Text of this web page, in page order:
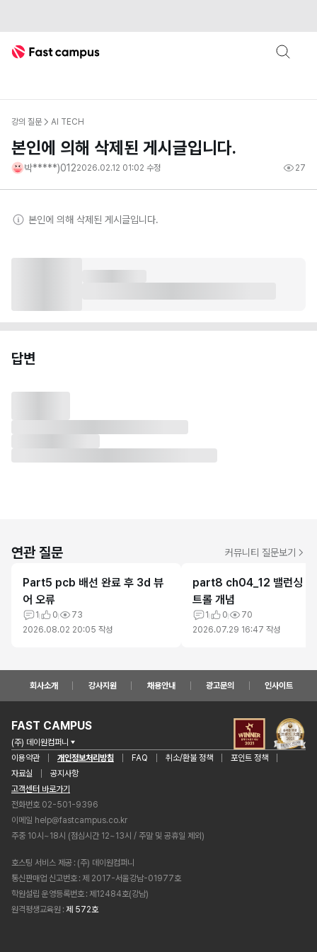
Fast Campus
강의 질문 AI TECH
본인에 의해 삭제된 게시글입니다.
박*****)0122026.02.12 01:02 수정 27
본인에 의해 삭제된 게시글입니다.
답변
연관 질문 커뮤니티 질문보기
Part5 pcb 배선 완료 후 3d 뷰
어 오류
1 0
73
2026.08.02 20:05 작성
part8 ch04_12 밸런싱 좌
트롤 개념
1 0
70
2026.07.29 16:47 작성
회사소개 강사지원 채용안내 광고문의 인사이트
FAST CAMPUS
(주) 데이원컴퍼니
이용약관
개인정보처리방침 FAQ 취소/환불 정책
포인트 정책
자료실
공지사항
고객센터 바로가기
전화번호 02-501-9396
이메일 help@fastcampus.co.kr
주중 10시~18시 (점심시간 12~13시 / 주말 및 공휴일 제외)
호스팅 서비스 제공 (주) 데이원컴퍼니
통신판매업 신고번호 제 2017-서울강남-01977호
학원설립 운영등록번호 제12484호(강남)
원격평생교육원 제 572호